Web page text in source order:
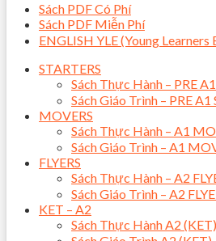
Sách PDF Có Phí
Sách PDF Miễn Phí
ENGLISH YLE (Young Learners
STARTERS
Sách Thực Hành – PRE
Sách Giáo Trình – PRE A1
MOVERS
Sách Thực Hành – A1
Sách Giáo Trình – A1
FLYERS
Sách Thực Hành – A2
Sách Giáo Trình – A2
KET – A2
Sách Thực Hành A2 (KET)